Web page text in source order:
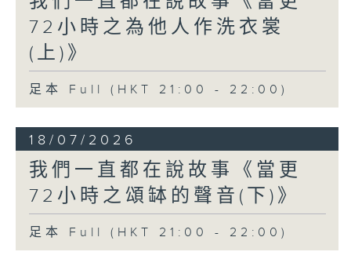
72小時之為他人作洗衣裳
(上)》
足本 Full (HKT 21:00 - 22:00)
18/07/2026
我們一直都在說故事《當更
72小時之頌缽的聲音(下)》
足本 Full (HKT 21:00 - 22:00)